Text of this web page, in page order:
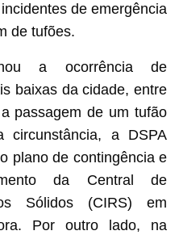
de emergência
de tufões.
a ocorrência de
baixas da cidade, entre
passagem de um tufão
circunstância, a DSPA
plano de contingência e
da Central de
Sólidos (CIRS) em
Por outro lado, na